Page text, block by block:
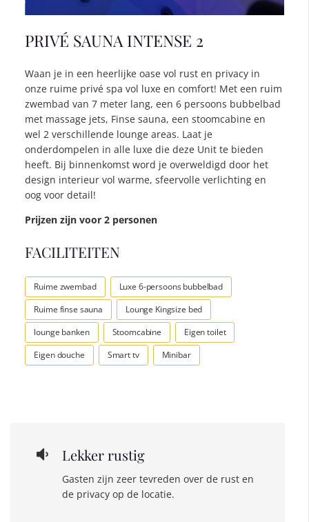
PRIVÉ SAUNA INTENSE 2
Waan je in een heerlijke oase vol rust en privacy in
onze ruime privé spa vol luxe en comfort! Met een ruim
zwembad van 7 meter lang, een 6 persoons bubbelbad
met massage jets, Finse sauna, een stoomcabine en
wel 2 verschillende lounge areas. Laat je
onderdompelen in alle luxe die deze Unit te bieden
heeft. Bij binnenkomst word je overweldigd door het
design interieur vol warme, sfeervolle verlichting en
oog voor detail!
Prijzen zijn voor 2 personen
FACILITEITEN
Ruime zwembad
Luxe 6-persoons bubbelbad
Ruime finse sauna
Lounge Kingsize bed
lounge banken
Stoomcabine
Eigen toilet
Eigen douche
Smart tv Minibar
Lekker rustig
Gasten zijn zeer tevreden over de rust en
de privacy op de locatie.